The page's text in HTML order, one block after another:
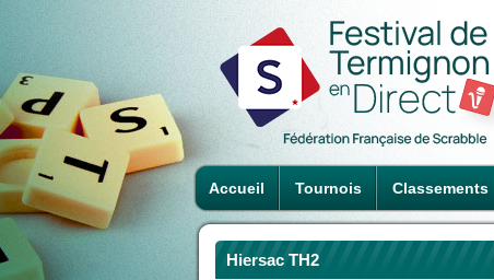
Accueil Tournois Classements
Hiersac TH2